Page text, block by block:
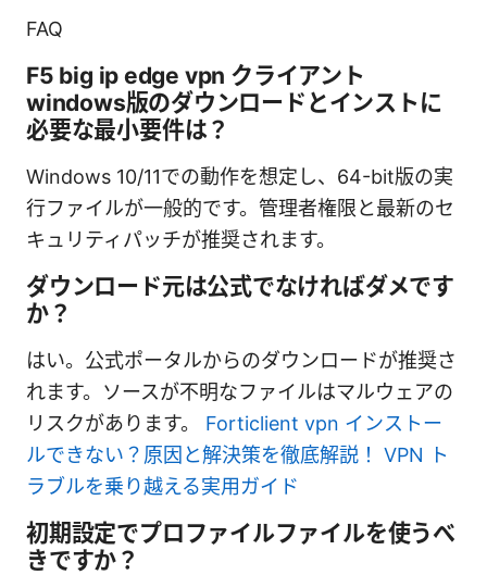
FAQ
F5 big ip edge vpn クライアント
windows版のダウンロードとインストに
必要な最小要件は？
Windows 10/11での動作を想定し、64-bit版の実
行ファイルが一般的です。管理者権限と最新のセ
キュリティパッチが推奨されます。
ダウンロード元は公式でなければダメです
か？
はい。公式ポータルからのダウンロードが推奨さ
れます。ソースが不明なファイルはマルウェアの
リスクがあります。 Forticlient vpn インストー
ルできない？原因と解決策を徹底解説！ VPN ト
ラブルを乗り越える実用ガイド
初期設定でプロファイルファイルを使うべ
きですか？